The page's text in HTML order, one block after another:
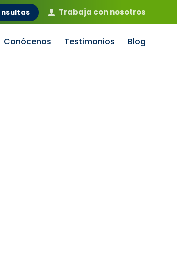
Trabaja con nosotros
Conócenos Testimonios Blog